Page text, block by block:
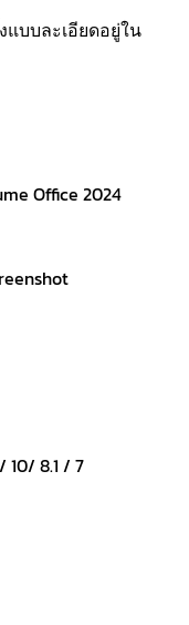
บบละเอียดอยู่ใน
Office 2024
10/ 8.1 / 7